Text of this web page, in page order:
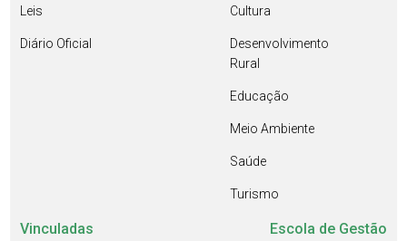
Leis
Diário Oficial
Cultura
Desenvolvimento
Rural
Educação
Meio Ambiente
Saúde
Turismo
Vinculadas Escola de Gestão